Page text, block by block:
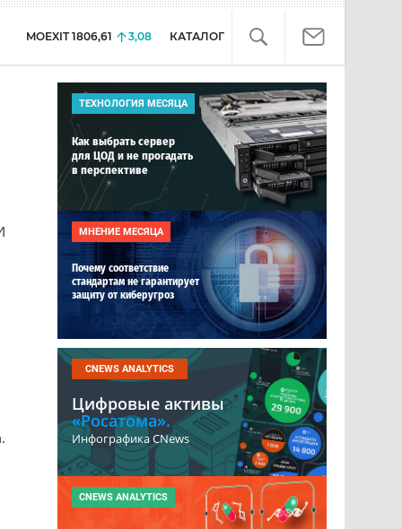
MOEXIT 1806,61 3,08 КАТАЛОГ
ТЕХНОЛОГИЯ МЕСЯЦА
Как выбрать сервер
для ЦОД и не прогадать
в перспективе
МНЕНИЕ МЕСЯЦА
Почему соответствие
стандартам не гарантирует
защиту от киберугроз
CNEWS ANALYTICS
Цифровые активы
«Росатома».
Инфографика CNews
CNEWS ANALYTICS